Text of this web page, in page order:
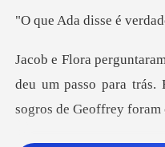
Histórico
a disse é
deu um passo para